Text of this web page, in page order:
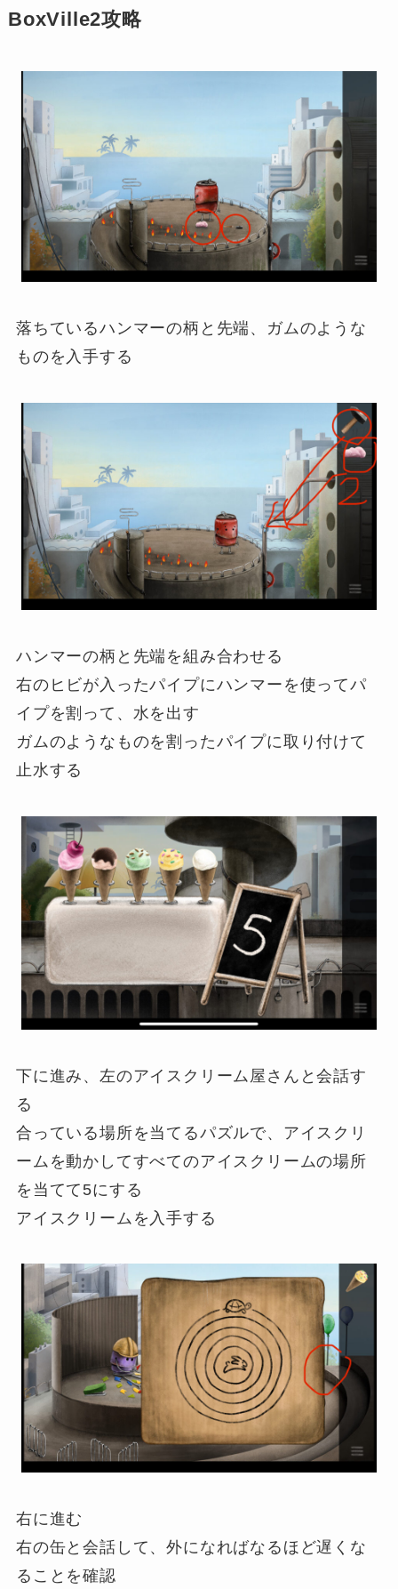
BoxVille2攻略
落ちているハンマーの柄と先端、ガムのような
ものを入手する
ハンマーの柄と先端を組み合わせる
右のヒビが入ったパイプにハンマーを使ってパ
イプを割って、水を出す
ガムのようなものを割ったパイプに取り付けて
止水する
下に進み、左のアイスクリーム屋さんと会話す
る
合っている場所を当てるパズルで、アイスクリ
ームを動かしてすべてのアイスクリームの場所
を当てて5にする
アイスクリームを入手する
右に進む
右の缶と会話して、外になればなるほど遅くな
ることを確認